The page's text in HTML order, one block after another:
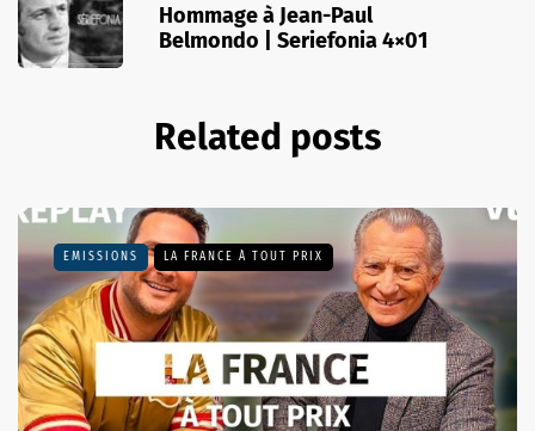
Hommage à Jean-Paul
Belmondo | Seriefonia 4×01
Related posts
EMISSIONS LA FRANCE À TOUT PRIX